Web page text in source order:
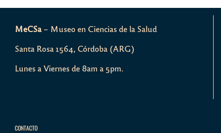
MeCSa– Museo en Ciencias de la Salud
Santa Rosa 1564, Córdoba (ARG)
Lunes a Viernes de 8am a 5pm.
CONTACTO